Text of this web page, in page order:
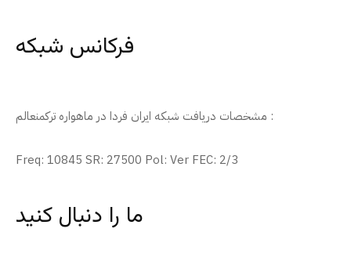
فرکانس شبکه
مشخصات دریافت شبکه ایران فردا در ماهواره ترکمنعالم :
Freq: 10845 SR: 27500 Pol: Ver FEC: 2/3
ما را دنبال کنید